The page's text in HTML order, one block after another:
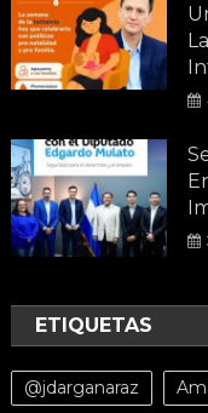
ETIQUETAS
@jdarganaraz